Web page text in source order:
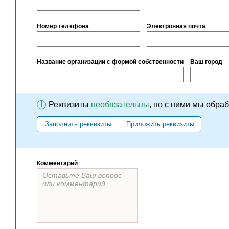
Номер телефона Электронная почта
Название организации с формой собственности Ваш город
! Реквизиты необязательны, но с ними мы
Заполнить реквизиты Приложить реквизиты
Комментарий